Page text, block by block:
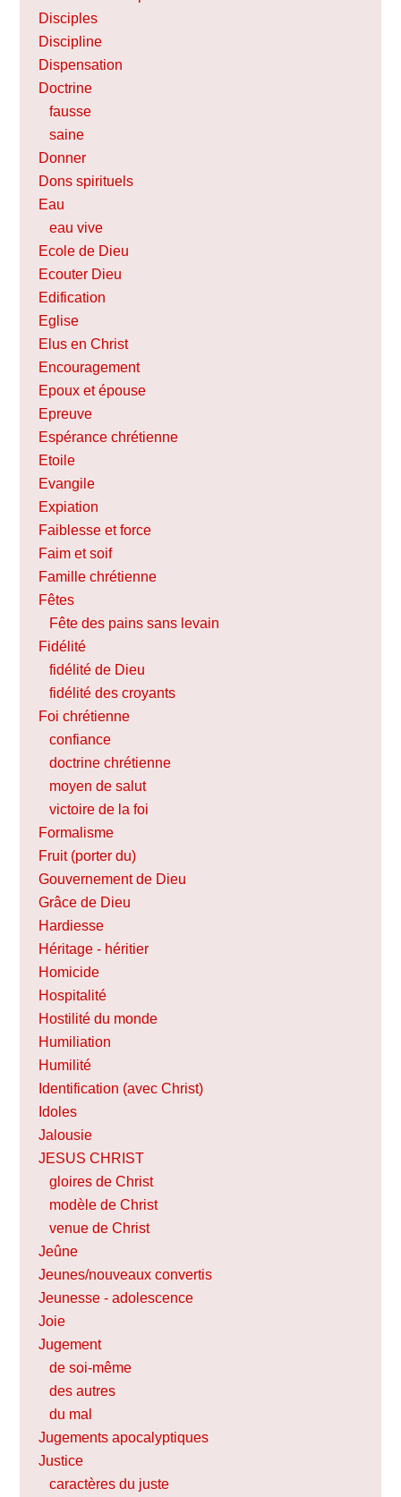
Disciples
Discipline
Dispensation
Doctrine
fausse
saine
Donner
Dons spirituels
Eau
eau vive
Ecole de Dieu
Ecouter Dieu
Edification
Eglise
Elus en Christ
Encouragement
Epoux et épouse
Epreuve
Espérance chrétienne
Etoile
Evangile
Expiation
Faiblesse et force
Faim et soif
Famille chrétienne
Fêtes
Fête des pains sans levain
Fidélité
fidélité de Dieu
fidélité des croyants
Foi chrétienne
confiance
doctrine chrétienne
moyen de salut
victoire de la foi
Formalisme
Fruit (porter du)
Gouvernement de Dieu
Grâce de Dieu
Hardiesse
Héritage - héritier
Homicide
Hospitalité
Hostilité du monde
Humiliation
Humilité
Identification (avec Christ)
Idoles
Jalousie
JESUS CHRIST
gloires de Christ
modèle de Christ
venue de Christ
Jeûne
Jeunes/nouveaux convertis
Jeunesse - adolescence
Joie
Jugement
de soi-même
des autres
du mal
Jugements apocalyptiques
Justice
caractères du juste